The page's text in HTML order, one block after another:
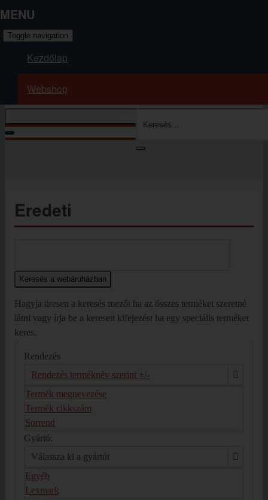
MENU
Toggle navigation
Kezdőlap
Webshop
Ön itt van:
Eredeti
Hagyja üresen a keresés mezőt ha az összes terméket szeretné
látni vagy írja be a keresett kifejezést ha egy speciális terméket
keres.
Rendezés
Rendezés terméknév szerint +/-
Termék megnevezése
Termék cikkszám
Sorrend
Gyártó:
Válassza ki a gyártót
Egyéb
Lexmark